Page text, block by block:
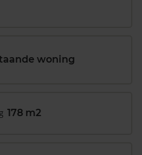
woning
178 m2